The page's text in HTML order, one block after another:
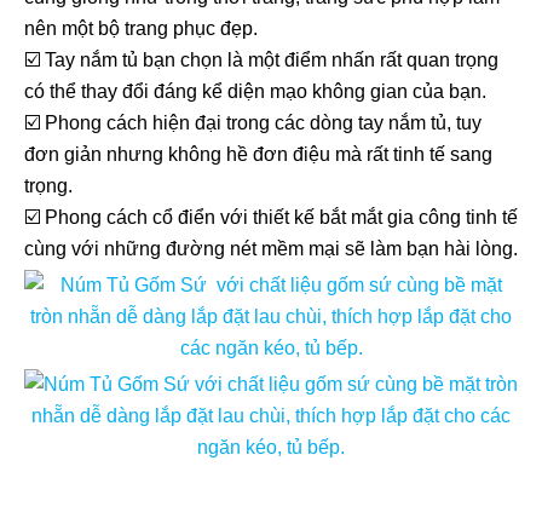
nên một bộ trang phục đẹp.
☑️ Tay nắm tủ bạn chọn là một điểm nhấn rất quan trọng
có thể thay đổi đáng kể diện mạo không gian của bạn.
☑️ Phong cách hiện đại trong các dòng tay nắm tủ, tuy
đơn giản nhưng không hề đơn điệu mà rất tinh tế sang
trọng.
☑️ Phong cách cổ điển với thiết kế bắt mắt gia công tinh tế
cùng với những đường nét mềm mại sẽ làm bạn hài lòng.